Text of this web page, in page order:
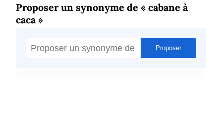
Proposer un synonyme de « cabane à
caca »